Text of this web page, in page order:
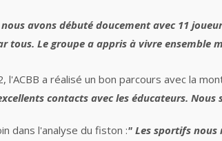
avons débuté doucement avec 11
tous. Le groupe a appris à vivre ensemble
l'ACBB a réalisé un bon parcours avec la
contacts avec les éducateurs.
dans l'analyse du fiston :" Les sportifs nous